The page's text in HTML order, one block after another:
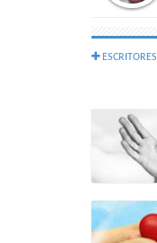
ESCRITORES